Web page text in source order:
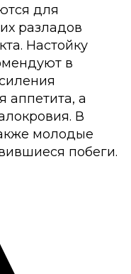
для
разладов
Настойку
в
а
В
молодые
побеги.